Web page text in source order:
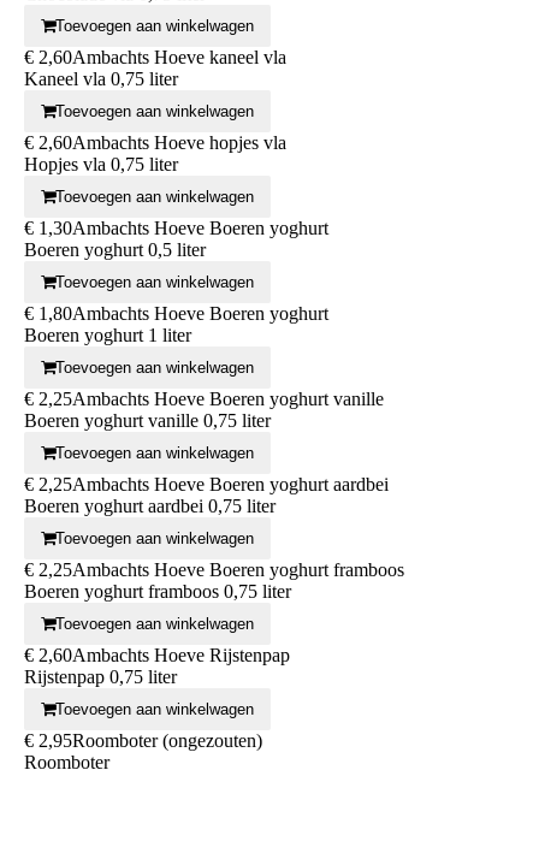
Toevoegen aan winkelwagen
€ 2,60Ambachts Hoeve kaneel vla
Kaneel vla 0,75 liter
Toevoegen aan winkelwagen
€ 2,60Ambachts Hoeve hopjes vla
Hopjes vla 0,75 liter
Toevoegen aan winkelwagen
€ 1,30Ambachts Hoeve Boeren yoghurt
Boeren yoghurt 0,5 liter
Toevoegen aan winkelwagen
€ 1,80Ambachts Hoeve Boeren yoghurt
Boeren yoghurt 1 liter
Toevoegen aan winkelwagen
€ 2,25Ambachts Hoeve Boeren yoghurt vanille
Boeren yoghurt vanille 0,75 liter
Toevoegen aan winkelwagen
€ 2,25Ambachts Hoeve Boeren yoghurt aardbei
Boeren yoghurt aardbei 0,75 liter
Toevoegen aan winkelwagen
€ 2,25Ambachts Hoeve Boeren yoghurt framboos
Boeren yoghurt framboos 0,75 liter
Toevoegen aan winkelwagen
€ 2,60Ambachts Hoeve Rijstenpap
Rijstenpap 0,75 liter
Toevoegen aan winkelwagen
€ 2,95Roomboter (ongezouten)
Roomboter